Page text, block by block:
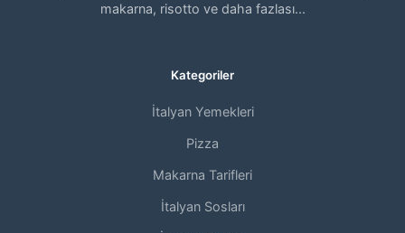
makarna, risotto ve daha fazlası...
Kategoriler
İtalyan Yemekleri
Pizza
Makarna Tarifleri
İtalyan Sosları